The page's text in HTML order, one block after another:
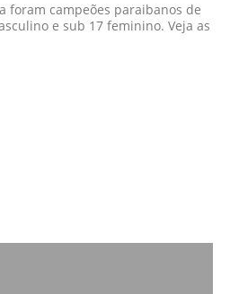
foram campeões paraibanos de
e sub 17 feminino. Veja as